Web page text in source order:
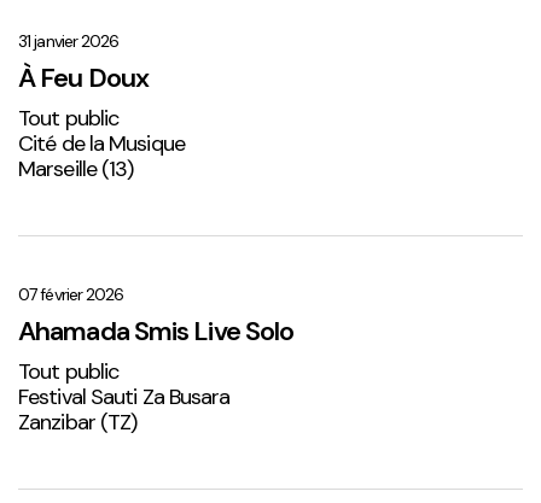
Doux
31 janvier 2026
À Feu Doux
Tout public
Cité de la Musique
Marseille (13)
Live
Solo
1
07 février 2026
Ahamada Smis Live Solo
Tout public
Festival Sauti Za Busara
Zanzibar (TZ)